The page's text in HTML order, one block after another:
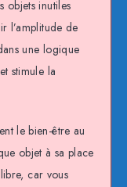
objets inutiles
l’amplitude de
une logique
stimule la
le bien-être au
objet à sa place
car vous